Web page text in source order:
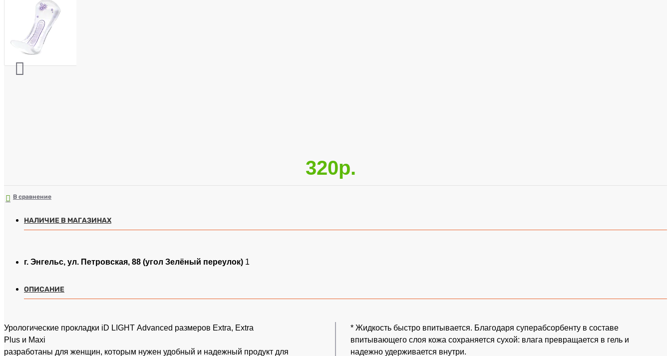
320р.
В сравнение
НАЛИЧИЕ В МАГАЗИНАХ
г. Энгельс, ул. Петровская, 88 (угол Зелёный переулок) 1
ОПИСАНИЕ
Урологические прокладки iD LIGHT Advanced размеров Extra, Extra
Plus и Maxi
разработаны для женщин, которым нужен удобный и надежный продукт для
* Жидкость быстро впитывается. Благодаря суперабсорбенту в составе
впитывающего слоя кожа сохраняется сухой: влага превращается в гель и
надежно удерживается внутри.